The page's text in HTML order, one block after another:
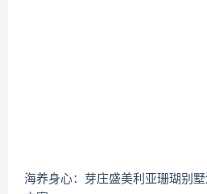
海养身心：芽庄盛美利亚珊瑚别